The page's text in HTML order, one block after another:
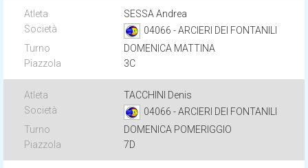
SESSA Andrea
04066 - ARCIERI DEI FONTANILI
DOMENICA MATTINA
3C
TACCHINI Denis
04066 - ARCIERI DEI FONTANILI
DOMENICA POMERIGGIO
7D